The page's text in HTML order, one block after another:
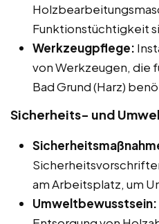
Funktionstüchtigkeit
Werkzeugpflege:
von Werkzeugen, die
Bad Grund (Harz)
Sicherheits- und
am Arbeitsplatz, um
Umweltbewusstsein: